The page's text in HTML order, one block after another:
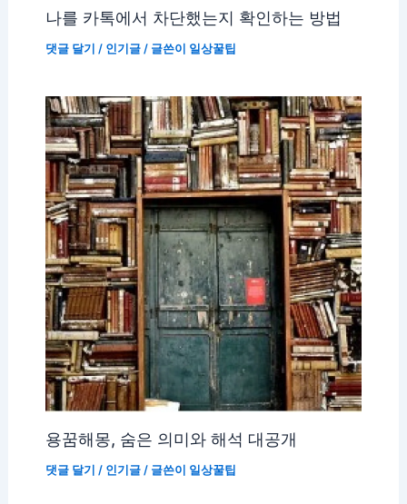
나를 카톡에서 차단했는지 확인하는 방법
댓글 달기 / 인기글/ 글쓴이 일상꿀팁
용꿈해몽, 숨은 의미와 해석 대공개
댓글 달기 / 인기글/ 글쓴이 일상꿀팁